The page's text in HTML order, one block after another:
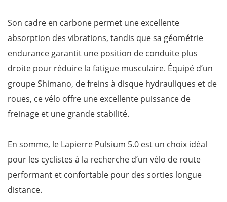
Son cadre en carbone permet une excellente
absorption des vibrations, tandis que sa géométrie
endurance garantit une position de conduite plus
droite pour réduire la fatigue musculaire. Équipé d’un
groupe Shimano, de freins à disque hydrauliques et de
roues, ce vélo offre une excellente puissance de
freinage et une grande stabilité.
En somme, le Lapierre Pulsium 5.0 est un choix idéal
pour les cyclistes à la recherche d’un vélo de route
performant et confortable pour des sorties longue
distance.